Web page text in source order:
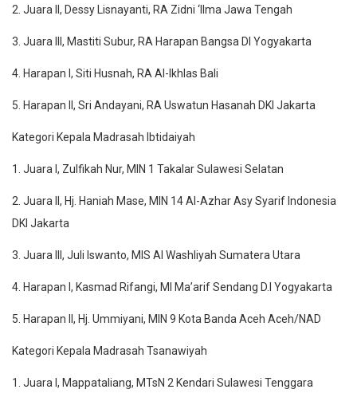
2. Juara II, Dessy Lisnayanti, RA Zidni ‘Ilma Jawa Tengah
3. Juara III, Mastiti Subur, RA Harapan Bangsa DI Yogyakarta
4. Harapan I, Siti Husnah, RA Al-Ikhlas Bali
5. Harapan II, Sri Andayani, RA Uswatun Hasanah DKI Jakarta
Kategori Kepala Madrasah Ibtidaiyah
1. Juara I, Zulfikah Nur, MIN 1 Takalar Sulawesi Selatan
2. Juara II, Hj. Haniah Mase, MIN 14 Al-Azhar Asy Syarif Indonesia
DKI Jakarta
3. Juara III, Juli Iswanto, MIS Al Washliyah Sumatera Utara
4. Harapan I, Kasmad Rifangi, MI Ma’arif Sendang D.I Yogyakarta
5. Harapan II, Hj. Ummiyani, MIN 9 Kota Banda Aceh Aceh/NAD
Kategori Kepala Madrasah Tsanawiyah
1. Juara I, Mappataliang, MTsN 2 Kendari Sulawesi Tenggara